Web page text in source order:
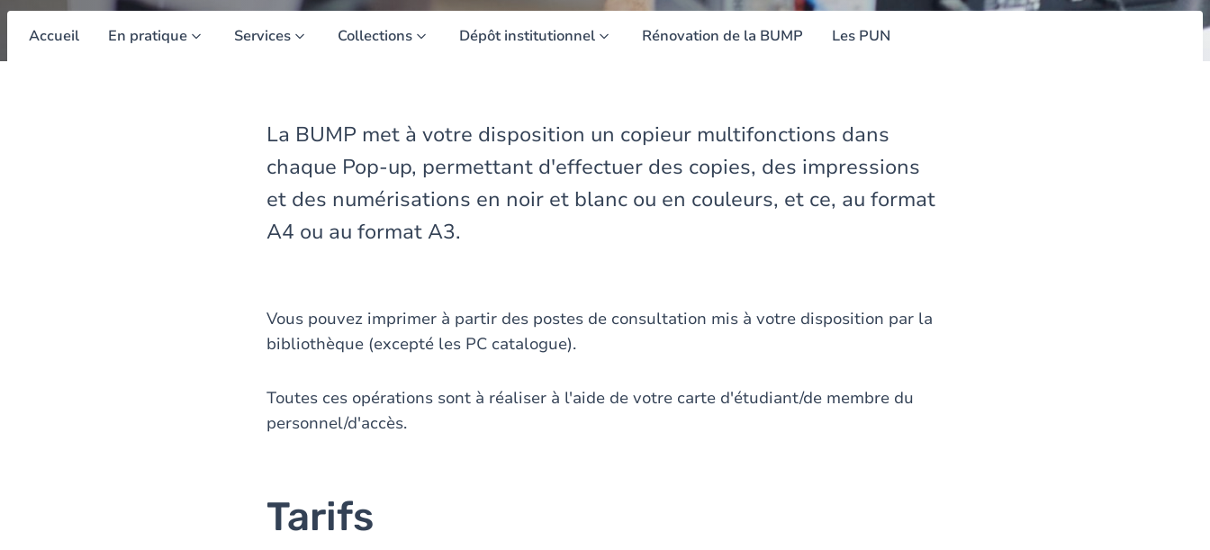
Accueil En pratique Services Collections Dépôt institutionnel Rénovation de la BUMP Les PUN
La BUMP met à votre disposition un copieur multifonctions dans
chaque Pop-up, permettant d'effectuer des copies, des impressions
et des numérisations en noir et blanc ou en couleurs, et ce, au format
A4 ou au format A3.
Vous pouvez imprimer à partir des postes de consultation mis à votre disposition par la
bibliothèque (excepté les PC catalogue).
Toutes ces opérations sont à réaliser à l'aide de votre carte d'étudiant/de membre du
personnel/d'accès.
Tarifs